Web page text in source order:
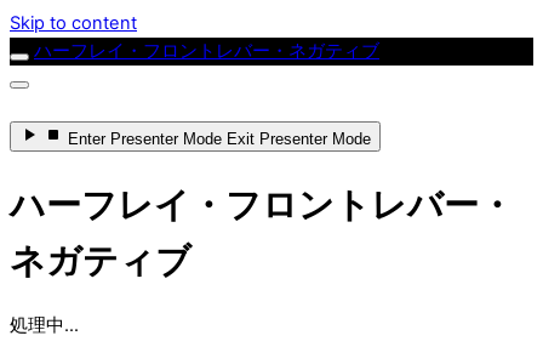
Skip to content
ハーフレイ・フロントレバー・ネガティブ
Enter Presenter Mode Exit Presenter Mode
ハーフレイ・フロントレバー・
ネガティブ
処理中...